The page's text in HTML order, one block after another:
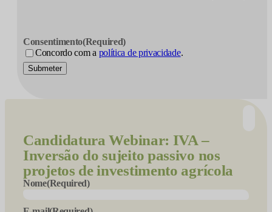
Consentimento(Required)
Concordo com a política de privacidade.
Submeter
CandidaturaWebinar: IVA –
Inversão do sujeito passivo nos
projetos de investimento agrícola
Nome(Required)